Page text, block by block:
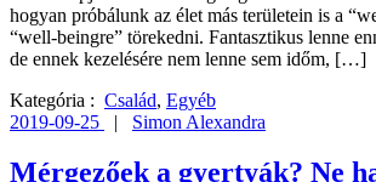
hogyan próbálunk az élet más területein is a
“well-beingre” törekedni. Fantasztikus lenne
de ennek kezelésére nem lenne sem időm, […]
Kategória : Család, Egyéb
2019-09-25
| Simon Alexandra
Mérgezőek a gyertyák? Ne